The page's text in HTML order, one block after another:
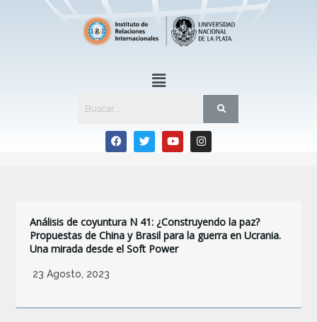
Boletines del IRI
Análisis de coyuntura N 41: ¿Construyendo la paz?
Propuestas de China y Brasil para la guerra en Ucrania.
Una mirada desde el Soft Power
23 Agosto, 2023